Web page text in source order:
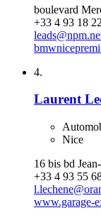
boulevard
+33 4 93 18
4.
Laurent
Nice
16 bis bd
+33 4 93 55
www.garage-